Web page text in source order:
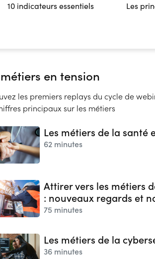
10 indicateurs essentiels
Les
en tension
les premiers replays du cycle de
principaux sur les métiers
Les métiers de la santé
62 minutes
Attirer vers les métiers
: nouveaux regards et
75 minutes
Les métiers de la
36 minutes